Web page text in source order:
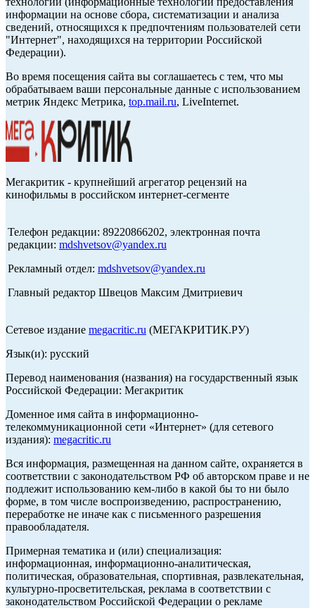
информации на основе сбора, систематизации и анализа
сведений, относящихся к предпочтениям пользователей сети
"Интернет", находящихся на территории Российской
Федерации).
Во время посещения сайта вы соглашаетесь с тем, что мы
обрабатываем ваши персональные данные с использованием
метрик Яндекс Метрика, top.mail.ru, LiveInternet.
Мегакритик - крупнейший агрегатор рецензий на
кинофильмы в российском интернет-сегменте
Телефон редакции: 89220866202, электронная почта
редакции: mdshvetsov@yandex.ru
Рекламный отдел: mdshvetsov@yandex.ru
Главный редактор Швецов Максим Дмитриевич
Сетевое издание megacritic.ru (МЕГАКРИТИК.РУ)
Язык(и): русский
Перевод наименования (названия) на государственный язык
Российской Федерации: Мегакритик
Доменное имя сайта в информационно-
телекоммуникационной сети «Интернет» (для сетевого
издания): megacritic.ru
Вся информация, размещенная на данном сайте, охраняется в
соответствии с законодательством РФ об авторском праве и не
подлежит использованию кем-либо в какой бы то ни было
форме, в том числе воспроизведению, распространению,
переработке не иначе как с письменного разрешения
правообладателя.
Примерная тематика и (или) специализация:
информационная, информационно-аналитическая,
политическая, образовательная, спортивная, развлекательная,
культурно-просветительская, реклама в соответствии с
законодательством Российской Федерации о рекламе